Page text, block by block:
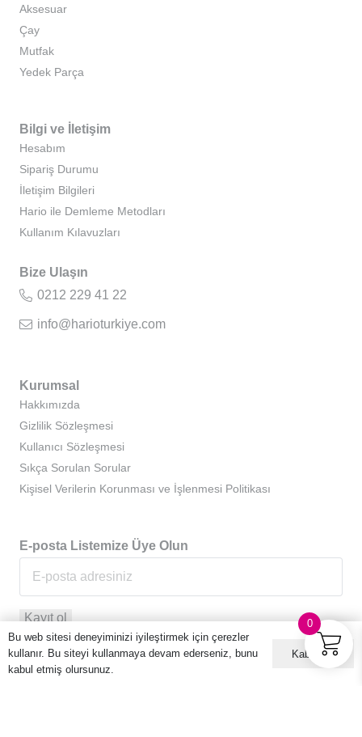
Aksesuar
Çay
Mutfak
Yedek Parça
Bilgi ve İletişim
Hesabım
Sipariş Durumu
İletişim Bilgileri
Hario ile Demleme Metodları
Kullanım Kılavuzları
Bize Ulaşın
0212 229 41 22
info@harioturkiye.com
Kurumsal
Hakkımızda
Gizlilik Sözleşmesi
Kullanıcı Sözleşmesi
Sıkça Sorulan Sorular
Kişisel Verilerin Korunması ve İşlenmesi Politikası
E-posta Listemize Üye Olun
0
Bu web sitesi deneyiminizi iyileştirmek için çerezler
kullanır. Bu siteyi kullanmaya devam ederseniz, bunu
kabul etmiş olursunuz.
Kabul ET